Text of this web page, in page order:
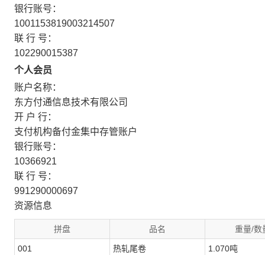
银行账号：
1001153819003214507
联 行 号：
102290015387
个人会员
账户名称：
东方付通信息技术有限公司
开 户 行：
支付机构备付金集中存管账户
银行账号：
10366921
联 行 号：
991290000697
资源信息
拼盘 品名 重量/数
001 热轧尾卷 1.070吨